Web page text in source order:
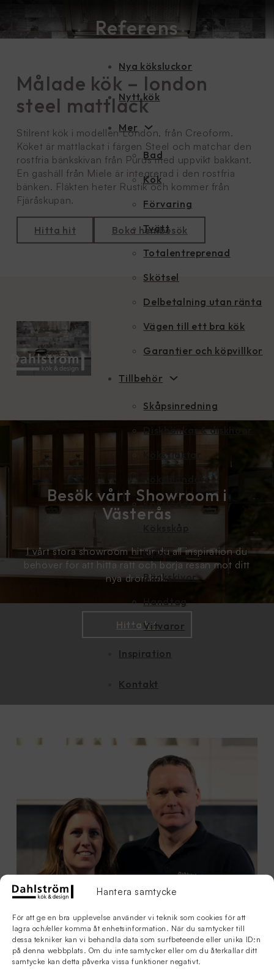
Hantera samtycke
För att ge en bra upplevelse använder vi teknik som cookies för att
lagra och/eller komma åt enhetsinformation. När du samtycker till
dessa tekniker kan vi behandla data som surfbeteende eller unika ID:n
på denna webbplats. Om du inte samtycker eller om du återkallar ditt
samtycke kan detta påverka vissa funktioner negativt.
Nya köksluckor
Nytt kök
Mer
Bad
Kök
Förvaring
Tvätt
Totalentreprenad
Skötsel
Delbetalning utan ränta
Vägen till ett bra kök
Garantier och köpvillkor
Tillbehör
Skåpsinredning
Diskbänkar & diskhoar
Köksfläktar
Köksblandare
Kökslådor
Hyllor
Bänkskivor
Handtag
Vitvaror
Inspiration
Kontakt
Referens
Målade kök – london
steel mattlack
Stilrent kök i modellen London, från Creoform.
Köket är mattlackat i färgen Steel och matchar den
rostfria bänkskivan från Purus med uppvikt bakkant.
En gashäll från Miele är integrerad i den rostfria
bänken. Fläkten heter Rustik och kommer från
Fjäråskupan.
Hitta hit Boka hembesök
Besök vårt Showroom i
Västerås
I vårt stora showroom hittar du all inspiration du
behöver för att hitta rätt och börja resan mot ditt
nya drömkök.
Hitta hit